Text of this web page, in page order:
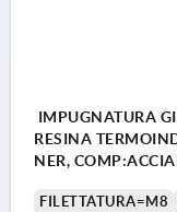
IMPUGNATURA
RESINA
NER,
FILETTATURA=M8